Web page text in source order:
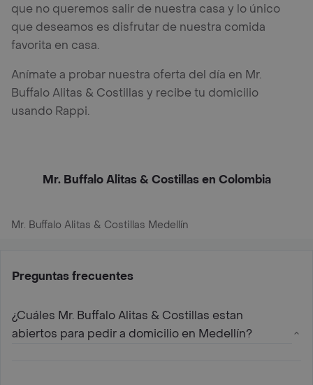
que no queremos salir de nuestra casa y lo único
que deseamos es disfrutar de nuestra comida
favorita en casa.
Anímate a probar nuestra oferta del día en Mr.
Buffalo Alitas & Costillas y recibe tu domicilio
usando Rappi.
Mr. Buffalo Alitas & Costillas en Colombia
Mr. Buffalo Alitas & Costillas Medellín
Preguntas frecuentes
¿Cuáles Mr. Buffalo Alitas & Costillas estan
abiertos para pedir a domicilio en Medellín?